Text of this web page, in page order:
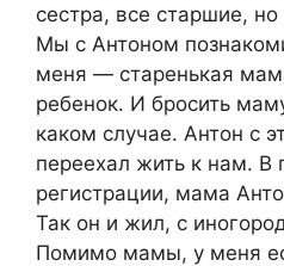
сестра, все старшие,
Мы с Антоном
меня — старенькая
ребенок. И бросить
каком случае. Антон с
переехал жить к нам. В
регистрации, мама
Так он и жил, с
Помимо мамы, у меня